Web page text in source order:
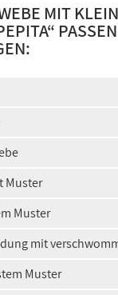
MIT
“
Muster
Muster
mit
Muster